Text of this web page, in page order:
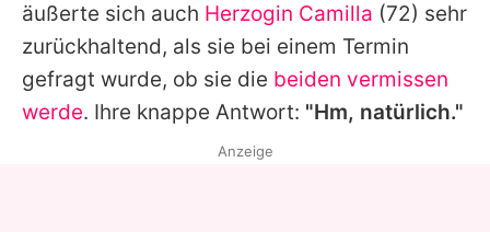
äußerte sich auch Herzogin Camilla (72) sehr
zurückhaltend, als sie bei einem Termin
gefragt wurde, ob sie die beiden vermissen
werde. Ihre knappe Antwort: "Hm, natürlich."
Anzeige